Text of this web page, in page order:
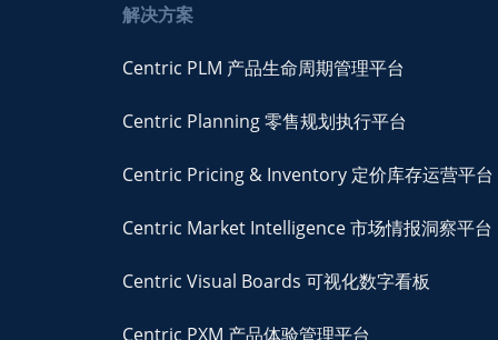
解决方案
Centric PLM 产品生命周期管理平台
Centric Planning 零售规划执行平台
Centric Pricing & Inventory 定价库存运营平台
Centric Market Intelligence 市场情报洞察平台
Centric Visual Boards 可视化数字看板
Centric PXM 产品体验管理平台